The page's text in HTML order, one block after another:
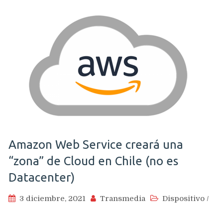
Amazon Web Service creará una
“zona” de Cloud en Chile (no es
Datacenter)
3 diciembre, 2021 Transmedia Dispositivo /